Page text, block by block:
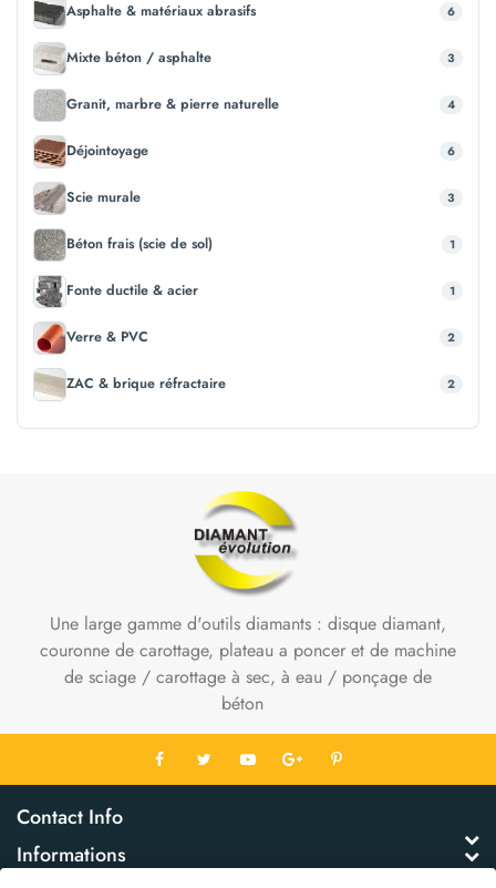
Asphalte & matériaux abrasifs 6
Mixte béton / asphalte 3
Granit, marbre & pierre naturelle 4
Déjointoyage 6
Scie murale 3
Béton frais (scie de sol) 1
Fonte ductile & acier 1
Verre & PVC 2
ZAC & brique réfractaire 2
Une large gamme d'outils diamants : disque diamant,
couronne de carottage, plateau a poncer et de machine
de sciage / carottage à sec, à eau / ponçage de
béton
Contact Info
Informations